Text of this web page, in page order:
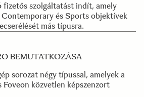
fizetős szolgáltatást indít, amely
és Sports objektívek
más típusra.
BEMUTATKOZÁSA
sorozat négy típussal, amelyek a
Foveon közvetlen képszenzort